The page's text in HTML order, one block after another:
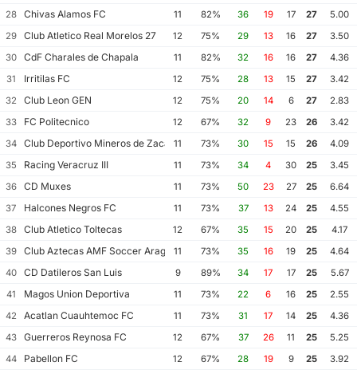
28
Chivas Alamos FC 11 82% 36 19 17 27
5.00
29
Club Atletico Real Morelos 27 12 75% 29 13 16 27
3.50
30
CdF Charales de Chapala 11 82% 32 16 16 27
4.36
31
Irritilas FC 12 75% 28 13 15 27
3.42
32
Club Leon GEN 12 75% 20 14 6 27
2.83
33
FC Politecnico 12 67% 32 9 23 26
3.42
34
Club Deportivo Mineros de Zacatecas II
11 73% 30 15 15 26
4.09
35
Racing Veracruz III 11 73% 34 4 30 25
3.45
36
CD Muxes 11 73% 50 23 27 25
6.64
37
Halcones Negros FC 11 73% 37 13 24 25
4.55
38
Club Atletico Toltecas 12 67% 35 15 20 25
4.17
39
Club Aztecas AMF Soccer Aragon11 73% 35 16 19 25
4.64
40
CD Datileros San Luis 9 89% 34 17 17 25
5.67
41
Magos Union Deportiva 11 73% 22 6 16 25
2.55
42
Acatlan Cuauhtemoc FC 11 73% 31 17 14 25
4.36
43
Guerreros Reynosa FC 12 67% 37 26 11 25
5.25
44
Pabellon FC 12 67% 28 19 9 25
3.92